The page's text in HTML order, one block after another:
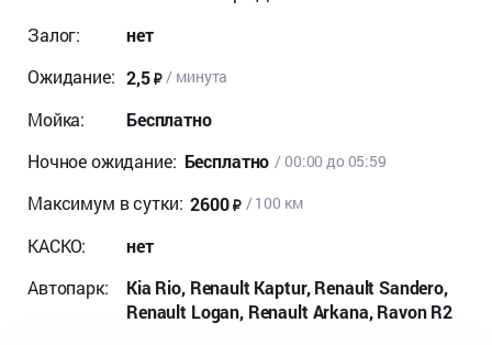
Залог:
нет
Ожидание: 2,5 / минута
Мойка:
Бесплатно
Ночное ожидание: Бесплатно / 00:00 до 05:59
Максимум в сутки: 2600 / 100 км
КАСКО:
нет
Автопарк:
Kia Rio, Renault Kaptur, Renault Sandero,
Renault Logan, Renault Arkana, Ravon R2